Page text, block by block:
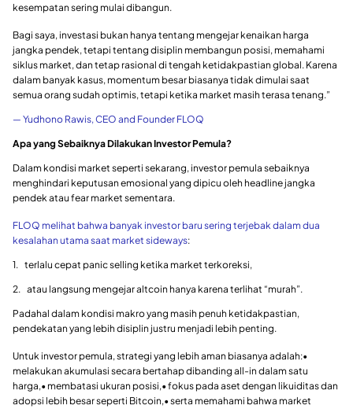
kesempatan sering mulai dibangun.
Bagi saya, investasi bukan hanya tentang mengejar kenaikan harga
jangka pendek, tetapi tentang disiplin membangun posisi, memahami
siklus market, dan tetap rasional di tengah ketidakpastian global. Karena
dalam banyak kasus, momentum besar biasanya tidak dimulai saat
semua orang sudah optimis, tetapi ketika market masih terasa tenang.”
— Yudhono Rawis, CEO and Founder FLOQ
Apa yang Sebaiknya Dilakukan Investor Pemula?
Dalam kondisi market seperti sekarang, investor pemula sebaiknya
menghindari keputusan emosional yang dipicu oleh headline jangka
pendek atau fear market sementara.
FLOQ melihat bahwa banyak investor baru sering terjebak dalam dua
kesalahan utama saat market sideways:
1. terlalu cepat panic selling ketika market terkoreksi,
2. atau langsung mengejar altcoin hanya karena terlihat “murah”.
Padahal dalam kondisi makro yang masih penuh ketidakpastian,
pendekatan yang lebih disiplin justru menjadi lebih penting.
Untuk investor pemula, strategi yang lebih aman biasanya adalah:•
melakukan akumulasi secara bertahap dibanding all-in dalam satu
harga,• membatasi ukuran posisi,• fokus pada aset dengan likuiditas dan
adopsi lebih besar seperti Bitcoin,• serta memahami bahwa market